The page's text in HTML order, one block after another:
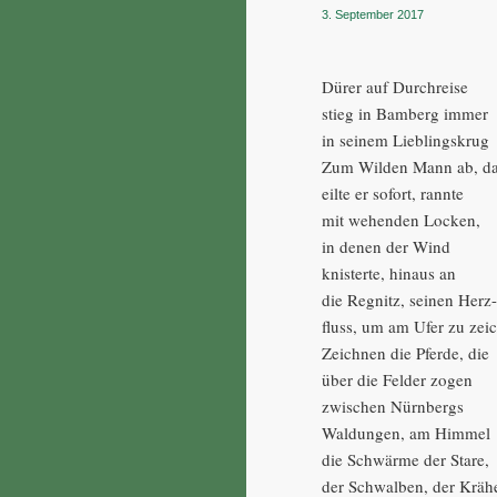
3. September 2017
Dürer auf Durchreise
stieg in Bamberg immer
in seinem Lieblingskrug
Zum Wilden Mann ab,
eilte er sofort, rannte
mit wehenden Locken,
in denen der Wind
knisterte, hinaus an
die Regnitz, seinen Herz-
fluss, um am Ufer zu
Zeichnen die Pferde, die
über die Felder zogen
zwischen Nürnbergs
Waldungen, am Himmel
die Schwärme der Stare,
der Schwalben, der